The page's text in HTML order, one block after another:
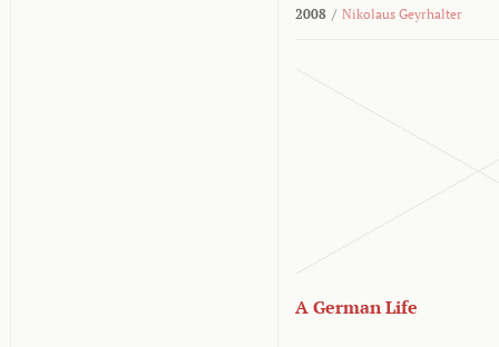
2008 / Nikolaus Geyrhalter
A German Life